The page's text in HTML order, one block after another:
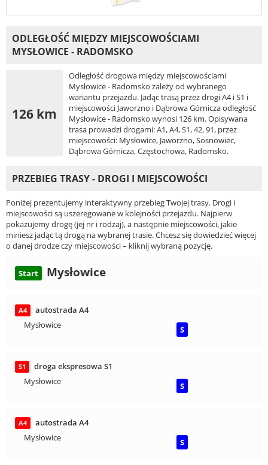
ODLEGŁOŚĆ MIĘDZY MIEJSCOWOŚCIAMI
MYSŁOWICE - RADOMSKO
126 km
Odległość drogowa między miejscowościami
Mysłowice - Radomsko zależy od wybranego
wariantu przejazdu. Jadąc trasą przez drogi A4 i S1 i
miejscowości Jaworzno i Dąbrowa Górnicza odległość
Mysłowice - Radomsko wynosi 126 km. Opisywana
trasa prowadzi drogami: A1, A4, S1, 42, 91, przez
miejscowości: Mysłowice, Jaworzno, Sosnowiec,
Dąbrowa Górnicza, Częstochowa, Radomsko.
PRZEBIEG TRASY - DROGI I MIEJSCOWOŚCI
Poniżej prezentujemy interaktywny przebieg Twojej trasy. Drogi i
miejscowości są uszeregowane w kolejności przejazdu. Najpierw
pokazujemy drogę (jej nr i rodzaj), a następnie miejscowości, jakie
miniesz jadąc tą drogą na wybranej trasie. Chcesz się dowiedzieć więcej
o danej drodze czy miejscowości – kliknij wybraną pozycję.
Start Mysłowice
A4
autostrada A4
Mysłowice
S
S1
droga ekspresowa S1
Mysłowice
S
A4
autostrada A4
Mysłowice
S